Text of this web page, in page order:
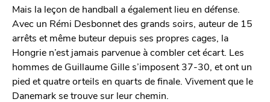
Mais la leçon de handball a également lieu en défense.
Avec un Rémi Desbonnet des grands soirs, auteur de 15
arrêts et même buteur depuis ses propres cages, la
Hongrie n’est jamais parvenue à combler cet écart. Les
hommes de Guillaume Gille s’imposent 37-30, et ont un
pied et quatre orteils en quarts de finale. Vivement que le
Danemark se trouve sur leur chemin.